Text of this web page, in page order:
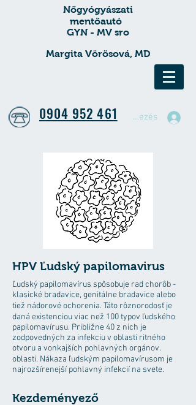
Nőgyógyászati
mentőautó
GYN - MV sro
Margita Vörösová, MD
0904 952 461Bejelentkezés
HPV Ľudský papilomavirus
Ľudský papilomavírus spôsobuje rad chorôb -
klasické bradavice, genitálne bradavice alebo
tiež nádorové ochorenia. Táto rôznorodosť je
daná existenciou viac než 100 typov ľudského
papilomavírusu. Približne 40 z nich je
zodpovedných za infekciu v oblasti ritného
otvoru a vonkajších pohlavných orgánov.
oblasti. Nákaza ľudským papilomavírusom je
najrozšírenejší pohlavný infekcií na svete.
Kezdeményező